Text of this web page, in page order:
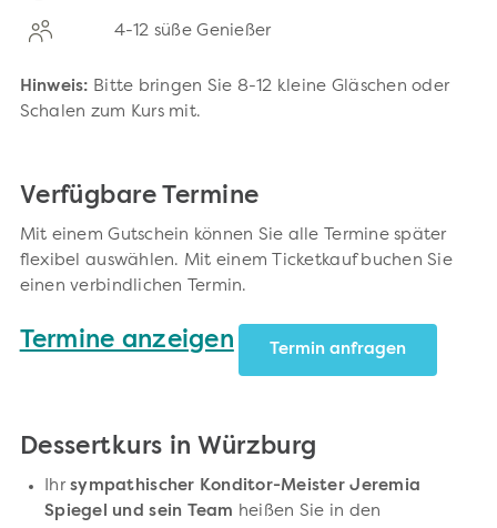
4-12 süße Genießer
Hinweis: Bitte bringen Sie 8-12 kleine Gläschen oder
Schalen zum Kurs mit.
Verfügbare Termine
Mit einem Gutschein können Sie alle Termine später
flexibel auswählen. Mit einem Ticketkauf buchen Sie
einen verbindlichen Termin.
Termine anzeigen Termin anfragen
Dessertkurs in Würzburg
Ihrsympathischer Konditor-Meister Jeremia
Spiegel und sein Team heißen Sie in den